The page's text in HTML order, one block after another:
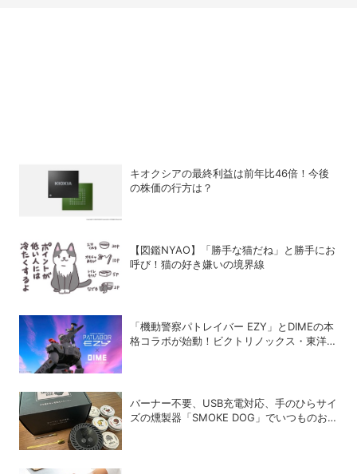
キオクシアの最終利益は前年比46倍！今後
の株価の行方は？
【図鑑NYAO】「勝手な猫だね」と勝手にお
呼び！猫の好き嫌いの境界線
「機動警察パトレイバー EZY」とDIMEの本
格コラボが始動！ビクトリノックス・東洋ス
バーナー不要、USB充電対応、手のひらサイ
ズの燻製器「SMOKE DOG」でいつものお